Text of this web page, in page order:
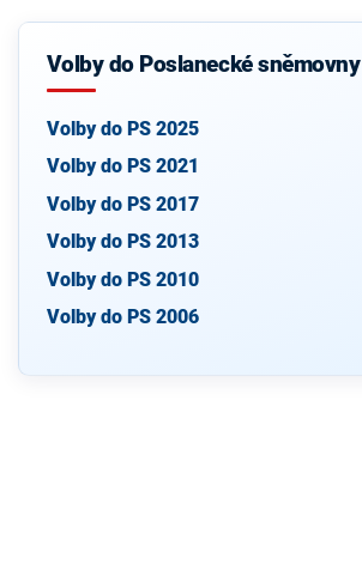
Volby do Poslanecké sněmovny
Volby do PS 2025
Volby do PS 2021
Volby do PS 2017
Volby do PS 2013
Volby do PS 2010
Volby do PS 2006